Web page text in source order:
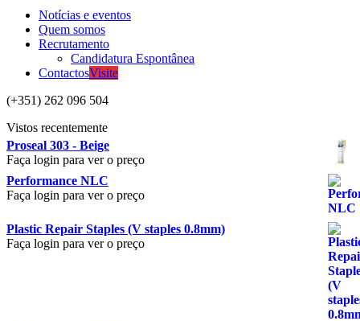
Notícias e eventos
Quem somos
Recrutamento
Candidatura Espontânea
ContactosVisite
(+351) 262 096 504
Vistos recentemente
Proseal 303 - Beige
Faça login para ver o preço
Performance NLC
Faça login para ver o preço
Plastic Repair Staples (V staples 0.8mm)
Faça login para ver o preço